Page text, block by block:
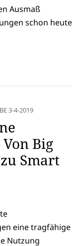
Ausmaß
schon heute
3-4-2019
Big
Smart
eine tragfähige
Nutzung